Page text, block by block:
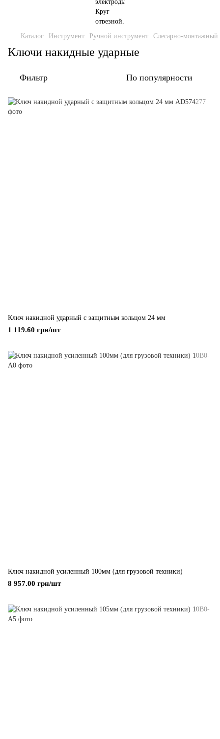
Каталог Инструмент Ручной инструмент Слесарно-монтажный
Ключи накидные ударные
Фильтр По популярности
Ключ накидной ударный с защитным кольцом 24 мм
1 119.60 грн/шт
Ключ накидной усиленный 100мм (для грузовой техники)
8 957.00 грн/шт